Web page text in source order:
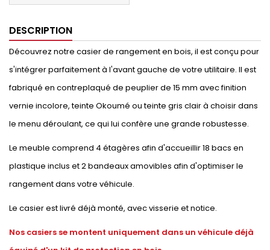
DESCRIPTION
Découvrez notre casier de rangement en bois, il est conçu pour
s'intégrer parfaitement à l'avant gauche de votre utilitaire. Il est
fabriqué en contreplaqué de peuplier de 15 mm avec finition
vernie incolore, teinte Okoumé ou teinte gris clair à choisir dans
le menu déroulant, ce qui lui confère une grande robustesse.
Le meuble comprend 4 étagères afin d'accueillir 18 bacs en
plastique inclus et 2 bandeaux amovibles afin d'optimiser le
rangement dans votre véhicule.
Le casier est livré déjà monté, avec visserie et notice.
Nos casiers se montent uniquement dans un véhicule déjà